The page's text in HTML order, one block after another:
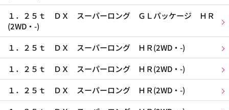
１．２５ｔ ＤＸ スーパーロング ＧＬパッケージ ＨＲ
(2WD・-)
１．２５ｔ ＤＸ スーパーロング ＨＲ(2WD・-)
１．２５ｔ ＤＸ スーパーロング ＨＲ(2WD・-)
１．２５ｔ ＤＸ スーパーロング ＨＲ(2WD・-)